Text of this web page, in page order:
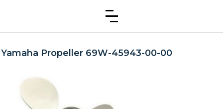
Yamaha Propeller 69W-45943-00-00